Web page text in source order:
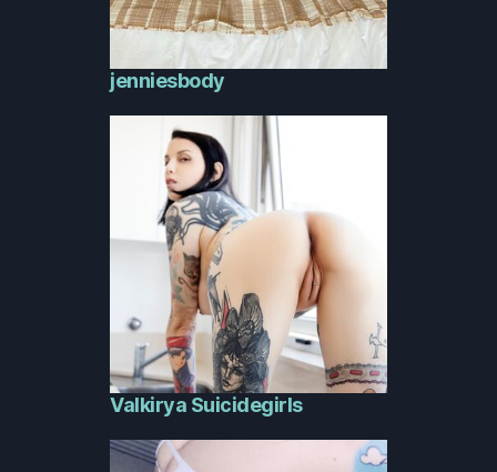
jenniesbody
Valkirya Suicidegirls